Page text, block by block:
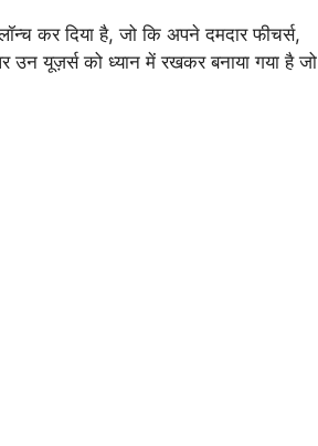
कर दिया है, जो कि अपने दमदार फीचर्स,
उन यूज़र्स को ध्यान में रखकर बनाया गया है जो